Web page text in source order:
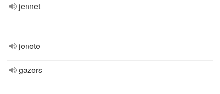
jennet
jenete
gazers